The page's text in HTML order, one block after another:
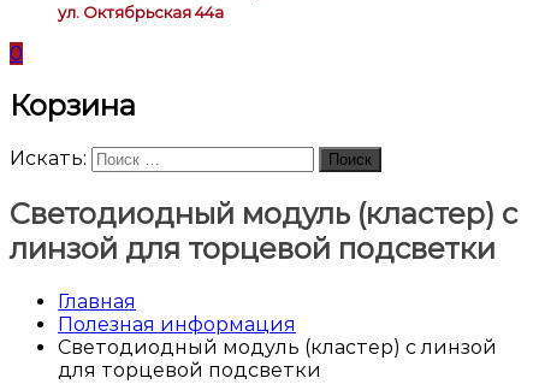
ул. Октябрьская 44а
0
Корзина
Искать: Поиск
Светодиодный модуль (кластер) с
линзой для торцевой подсветки
Главная
Полезная информация
Светодиодный модуль (кластер) с линзой
для торцевой подсветки